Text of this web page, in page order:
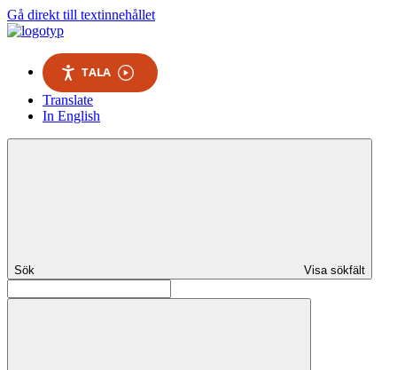
Gå direkt till textinnehållet
TALA
Translate
In English
Sök Visa sökfält